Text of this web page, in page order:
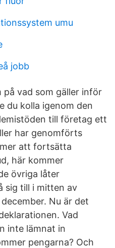
umu
jobb
på vad som gäller inför
du kolla igenom den
till företag ett
har genomförts
att fortsätta
här kommer
övriga låter
sig till i mitten av
Nu är det
Vad
inte lämnat in
pengarna? Och